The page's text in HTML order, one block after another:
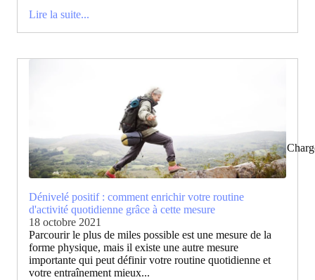
Lire la suite...
Dénivelé positif : comment enrichir votre routine
d'activité quotidienne grâce à cette mesure
18 octobre 2021
Parcourir le plus de miles possible est une mesure de la
forme physique, mais il existe une autre mesure
importante qui peut définir votre routine quotidienne et
votre entraînement mieux...